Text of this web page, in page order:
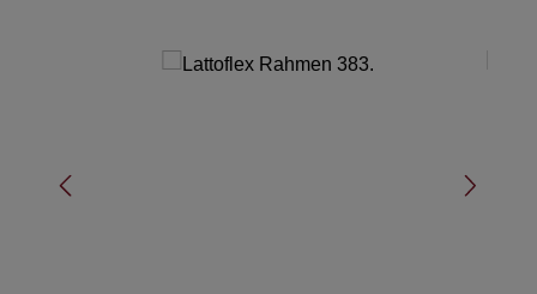
Bildergalerie überspringen